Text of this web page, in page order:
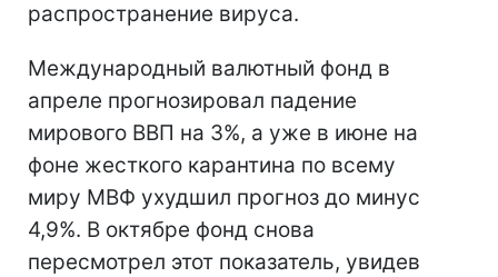
распространение вируса.
Международный валютный фонд в
апреле прогнозировал падение
мирового ВВП на 3%, а уже в июне на
фоне жесткого карантина по всему
миру МВФ ухудшил прогноз до минус
4,9%. В октябре фонд снова
пересмотрел этот показатель, увидев